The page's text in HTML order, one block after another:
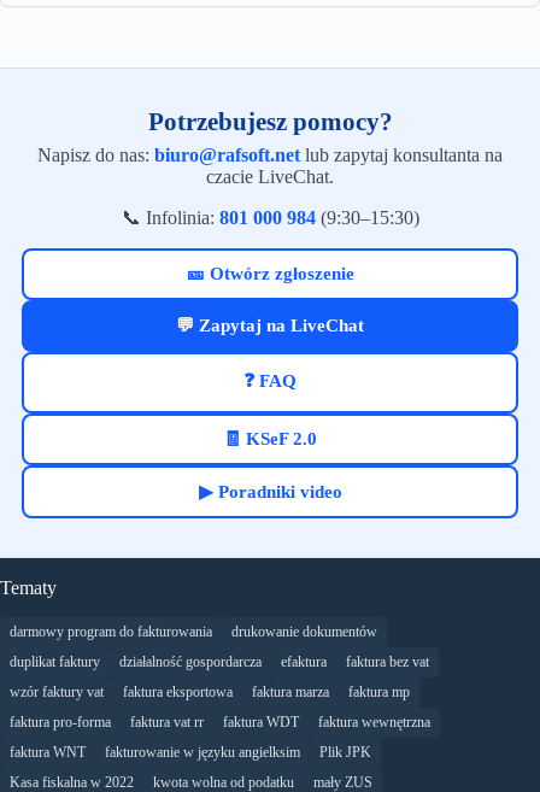
Potrzebujesz pomocy?
Napisz do nas: biuro@rafsoft.net lub zapytaj konsultanta na
czacie LiveChat.
📞 Infolinia: 801 000 984(9:30–15:30)
🎫 Otwórz zgłoszenie
💬 Zapytaj na LiveChat
❓ FAQ
🧾 KSeF 2.0
▶ Poradniki video
Tematy
darmowy program do fakturowania
drukowanie dokumentów
duplikat faktury
działalność gospordarcza efaktura
faktura bez vat
wzór faktury vat
faktura eksportowa faktura marza
faktura mp
faktura pro-forma
faktura vat rr faktura WDT
faktura wewnętrzna
faktura WNT
fakturowanie w języku angielksim
Plik JPK
Kasa fiskalna w 2022
kwota wolna od podatku
mały ZUS